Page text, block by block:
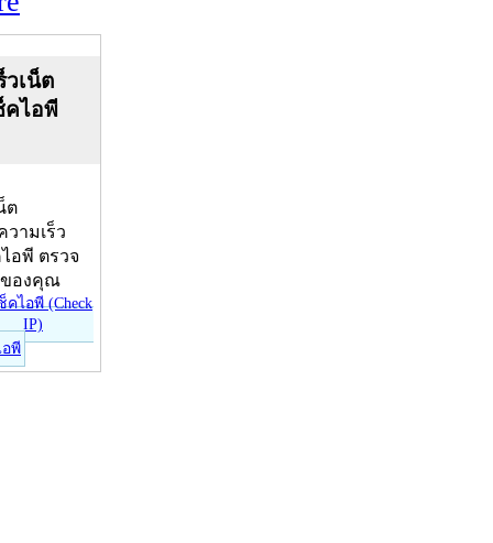
วเน็ต
คไอพี
ต
วามเร็ว
อพี ตรวจ
ของคุณ
อพี